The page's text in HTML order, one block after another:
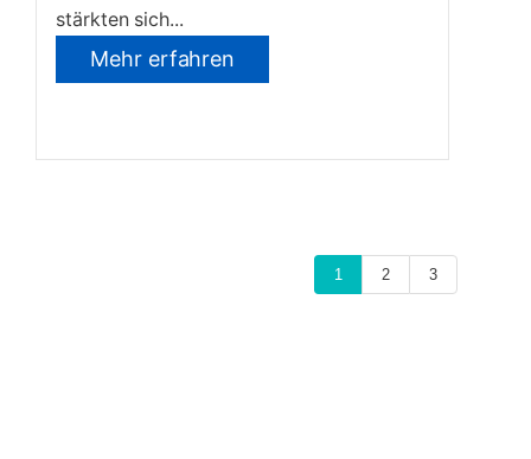
stärkten sich...
Mehr erfahren
1 2 3